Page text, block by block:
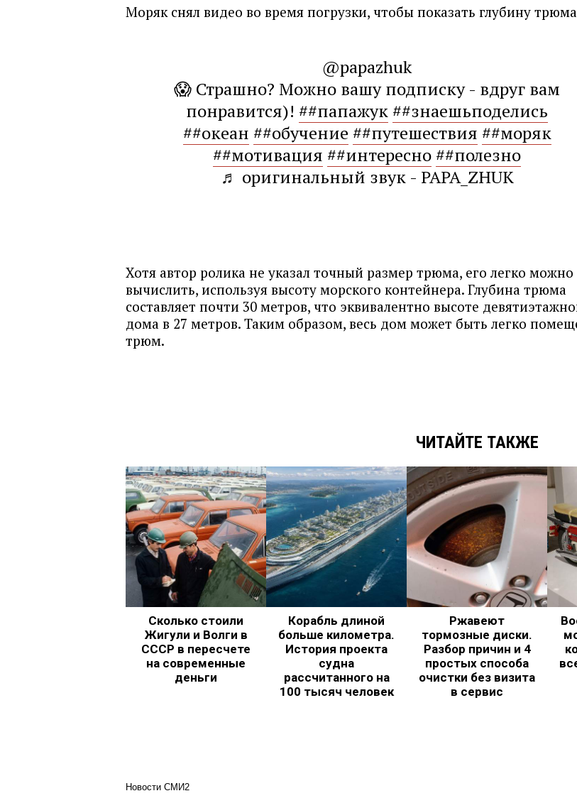
Моряк снял видео во время погрузки, чтобы показать глубину
@papazhuk
😱 Страшно? Можно вашу подписку - вдруг вам
понравится)! ##папажук ##знаешьподелись
##океан ##обучение ##путешествия ##моряк
##мотивация ##интересно ##полезно
♬ оригинальный звук - PAPA_ZHUK
Хотя автор ролика не указал точный размер трюма, его легко можно
вычислить, используя высоту морского контейнера. Глубина трюма
составляет почти 30 метров, что эквивалентно высоте
дома в 27 метров. Таким образом, весь дом может быть легко
трюм.
ЧИТАЙТЕ ТАКЖЕ
Сколько стоили
Жигули и Волги в
СССР в пересчете
на современные
деньги
Корабль длиной
больше километра.
История проекта
судна
рассчитанного на
100 тысяч человек
Ржавеют
тормозные диски.
Разбор причин и 4
простых способа
очистки без визита
в сервис
Новости СМИ2